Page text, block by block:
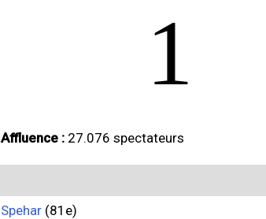
1
Affluence : 27.076 spectateurs
Spehar (81e)